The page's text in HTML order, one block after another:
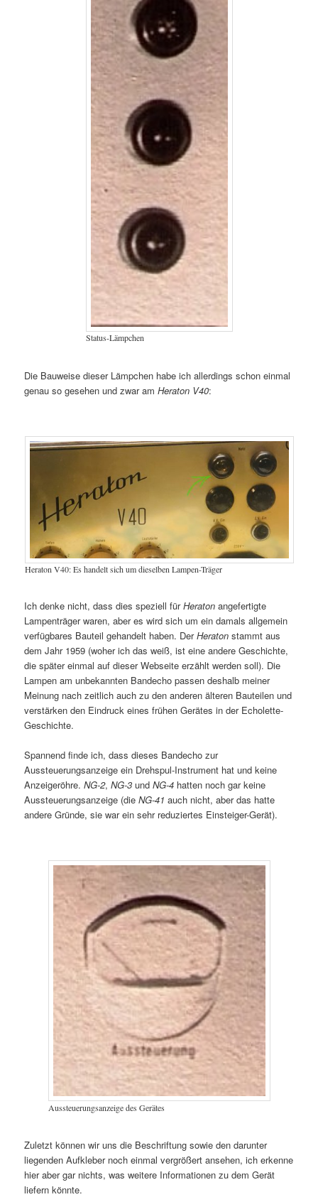
Status-Lämpchen
Die Bauweise dieser Lämpchen habe ich allerdings schon einmal
genau so gesehen und zwar amHeraton V40:
Heraton V40: Es handelt sich um dieselben Lampen-Träger
Ich denke nicht, dass dies speziell fürHeratonangefertigte
Lampenträger waren, aber es wird sich um ein damals allgemein
verfügbares Bauteil gehandelt haben. DerHeratonstammt aus
dem Jahr 1959 (woher ich das weiß, ist eine andere Geschichte,
die später einmal auf dieser Webseite erzählt werden soll). Die
Lampen am unbekannten Bandecho passen deshalb meiner
Meinung nach zeitlich auch zu den anderen älteren Bauteilen und
verstärken den Eindruck eines frühen Gerätes in der Echolette-
Geschichte.
Spannend finde ich, dass dieses Bandecho zur
Aussteuerungsanzeige ein Drehspul-Instrument hat und keine
Anzeigeröhre.NG-2,NG-3 undNG-4 hatten noch gar keine
Aussteuerungsanzeige (dieNG-41 auch nicht, aber das hatte
andere Gründe, sie war ein sehr reduziertes Einsteiger-Gerät).
Aussteuerungsanzeige des Gerätes
Zuletzt können wir uns die Beschriftung sowie den darunter
liegenden Aufkleber noch einmal vergrößert ansehen, ich erkenne
hier aber gar nichts, was weitere Informationen zu dem Gerät
liefern könnte.